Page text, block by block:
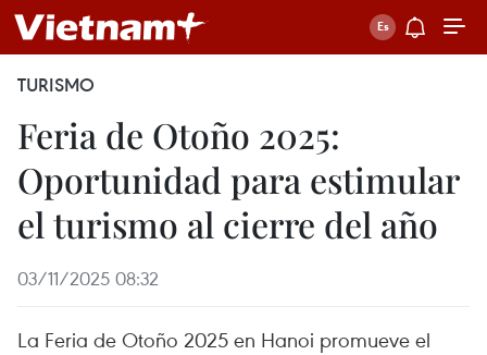
TURISMO
Feria de Otoño 2025:
Oportunidad para estimular
el turismo al cierre del año
03/11/2025 08:32
La Feria de Otoño 2025 en Hanoi promueve el